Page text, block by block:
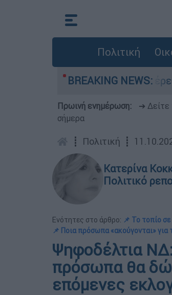
Πολιτική
BREAKING NEWS:
«Στέρεψε» η
Πρωινή ενημέρωση: ➔ Δείτε
σήμερα
┋ Πολιτική ┋
Κατερίνα
Πολιτικό
Ενότητες στο άρθρο: 📌 Το τοπίο
📌 Ποια πρόσωπα «ακούγονται»
Ψηφοδέλτια
πρόσωπα θα
επόμενες